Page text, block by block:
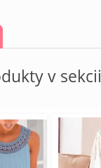
v sekcii